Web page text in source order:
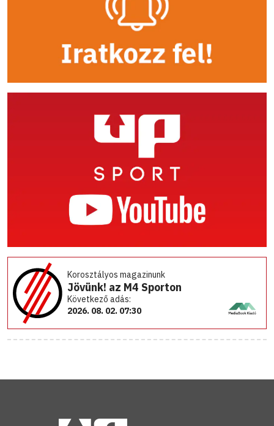
Korosztályos magazinunk
Jövünk! az M4 Sporton
Következő adás:
2026. 08. 02. 07:30